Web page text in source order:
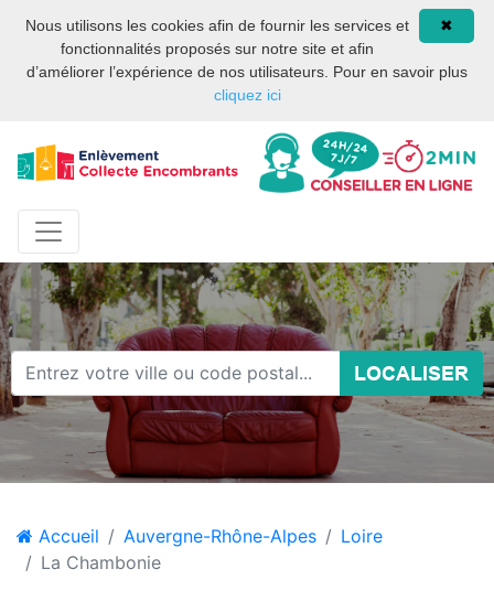
Site internet privé et
indépendant des services
publics ou des services de
la mairie de Paris.
08 93 02 00 17
LOCALISER
Accueil Auvergne-Rhône-Alpes
Loire
La Chambonie
✖
Nous utilisons les cookies afin de fournir les services et
fonctionnalités proposés sur notre site et afin
d’améliorer l’expérience de nos utilisateurs. Pour en savoir plus
cliquez ici